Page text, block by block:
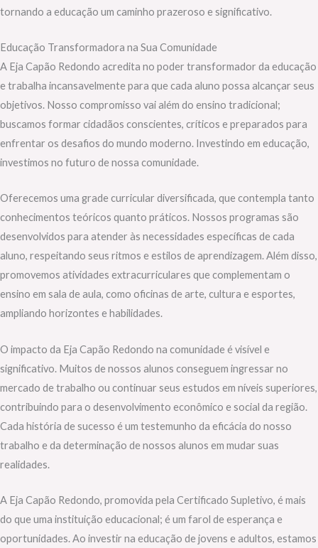
tornando a educação um caminho prazeroso e significativo.
Educação Transformadora na Sua Comunidade
A Eja Capão Redondo acredita no poder transformador da educação
e trabalha incansavelmente para que cada aluno possa alcançar seus
objetivos. Nosso compromisso vai além do ensino tradicional;
buscamos formar cidadãos conscientes, críticos e preparados para
enfrentar os desafios do mundo moderno. Investindo em educação,
investimos no futuro de nossa comunidade.
Oferecemos uma grade curricular diversificada, que contempla tanto
conhecimentos teóricos quanto práticos. Nossos programas são
desenvolvidos para atender às necessidades específicas de cada
aluno, respeitando seus ritmos e estilos de aprendizagem. Além disso,
promovemos atividades extracurriculares que complementam o
ensino em sala de aula, como oficinas de arte, cultura e esportes,
ampliando horizontes e habilidades.
O impacto da Eja Capão Redondo na comunidade é visível e
significativo. Muitos de nossos alunos conseguem ingressar no
mercado de trabalho ou continuar seus estudos em níveis superiores,
contribuindo para o desenvolvimento econômico e social da região.
Cada história de sucesso é um testemunho da eficácia do nosso
trabalho e da determinação de nossos alunos em mudar suas
realidades.
A Eja Capão Redondo, promovida pela Certificado Supletivo, é mais
do que uma instituição educacional; é um farol de esperança e
oportunidades. Ao investir na educação de jovens e adultos, estamos